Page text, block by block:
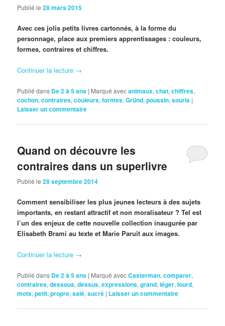
Publié le28 mars 2015
Avec ces jolis petits livres cartonnés, à la forme du
personnage, place aux premiers apprentissages : couleurs,
formes, contraires et chiffres.
Continuer la lecture →
Publié dans De 2 à 5 ans | Marqué avecanimaux,chat,chiffres,
cochon,contraires,couleurs,formes,Gründ,poussin,souris |
Laisser un commentaire
Quand on découvre les
contraires dans un superlivre
Publié le28 septembre 2014
Comment sensibiliser les plus jeunes lecteurs à des sujets
importants, en restant attractif et non moralisateur ? Tel est
l’un des enjeux de cette nouvelle collection inaugurée par
Elisabeth Brami au texte et Marie Paruit aux images.
Continuer la lecture →
Publié dans De 2 à 5 ans | Marqué avecCasterman,comparer,
contraires,dessous,dessus,expressions,grand,léger,lourd,
mots,petit,propre,salé,sucré | Laisser un commentaire